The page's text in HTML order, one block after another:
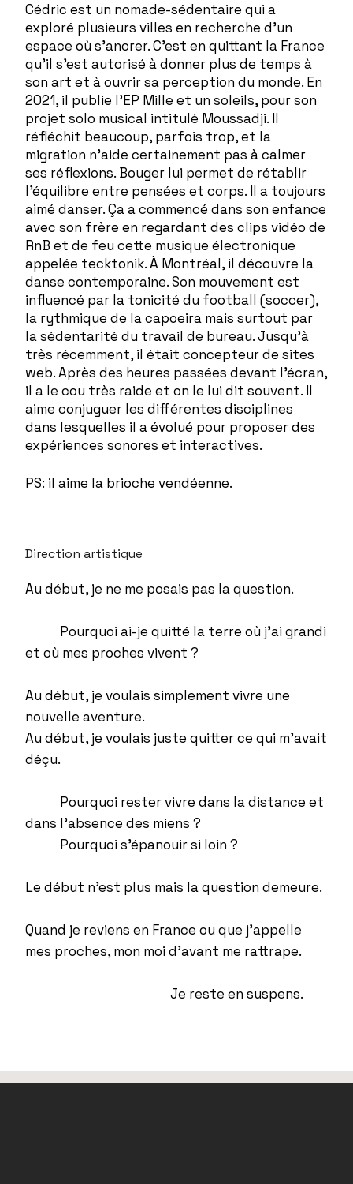
Cédric est un nomade-sédentaire qui a
exploré plusieurs villes en recherche d’un
espace où s’ancrer. C’est en quittant la France
qu’il s’est autorisé à donner plus de temps à
son art et à ouvrir sa perception du monde. En
2021, il publie l’EP Mille et un soleils, pour son
projet solo musical intitulé Moussadji. Il
réfléchit beaucoup, parfois trop, et la
migration n’aide certainement pas à calmer
ses réflexions. Bouger lui permet de rétablir
l’équilibre entre pensées et corps. Il a toujours
aimé danser. Ça a commencé dans son enfance
avec son frère en regardant des clips vidéo de
RnB et de feu cette musique électronique
appelée tecktonik. À Montréal, il découvre la
danse contemporaine. Son mouvement est
influencé par la tonicité du football (soccer),
la rythmique de la capoeira mais surtout par
la sédentarité du travail de bureau. Jusqu'à
très récemment, il était concepteur de sites
web. Après des heures passées devant l’écran,
il a le cou très raide et on le lui dit souvent. Il
aime conjuguer les différentes disciplines
dans lesquelles il a évolué pour proposer des
expériences sonores et interactives.
PS: il aime la brioche vendéenne.
Direction artistique
Au début, je ne me posais pas la question.
Pourquoi ai-je quitté la terre où j’ai grandi
et où mes proches vivent ?
Au début, je voulais simplement vivre une
nouvelle aventure.
Au début, je voulais juste quitter ce qui m’avait
déçu.
Pourquoi rester vivre dans la distance et
dans l’absence des miens ?
Pourquoi s’épanouir si loin ?
Le début n’est plus mais la question demeure.
Quand je reviens en France ou que j’appelle
mes proches, mon moi d’avant me rattrape.
Je reste en suspens.